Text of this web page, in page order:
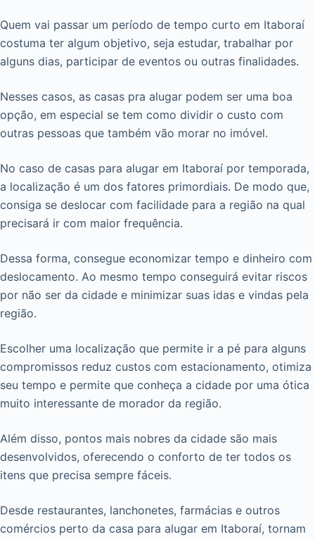
Quem vai passar um período de tempo curto em Itaboraí
costuma ter algum objetivo, seja estudar, trabalhar por
alguns dias, participar de eventos ou outras finalidades.
Nesses casos, as casas pra alugar podem ser uma boa
opção, em especial se tem como dividir o custo com
outras pessoas que também vão morar no imóvel.
No caso de casas para alugar em Itaboraí por temporada,
a localização é um dos fatores primordiais. De modo que,
consiga se deslocar com facilidade para a região na qual
precisará ir com maior frequência.
Dessa forma, consegue economizar tempo e dinheiro com
deslocamento. Ao mesmo tempo conseguirá evitar riscos
por não ser da cidade e minimizar suas idas e vindas pela
região.
Escolher uma localização que permite ir a pé para alguns
compromissos reduz custos com estacionamento, otimiza
seu tempo e permite que conheça a cidade por uma ótica
muito interessante de morador da região.
Além disso, pontos mais nobres da cidade são mais
desenvolvidos, oferecendo o conforto de ter todos os
itens que precisa sempre fáceis.
Desde restaurantes, lanchonetes, farmácias e outros
comércios perto da casa para alugar em Itaboraí, tornam